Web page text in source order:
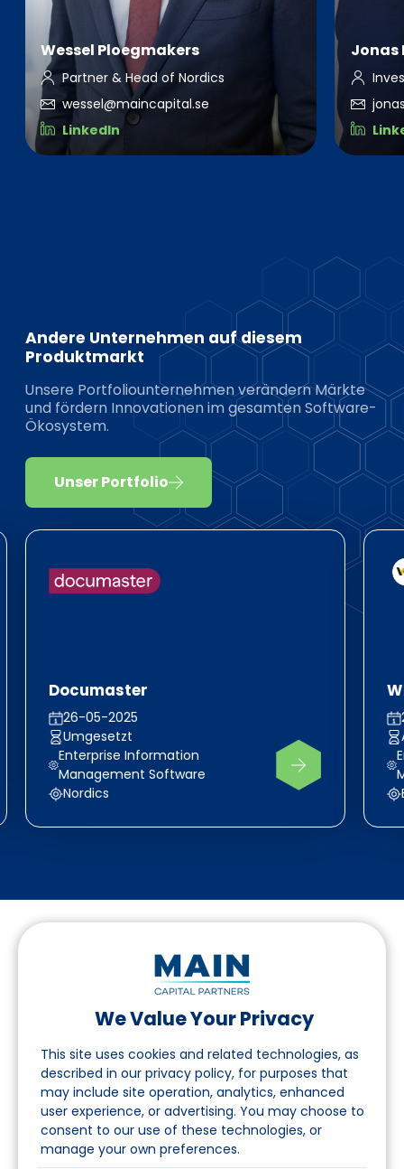
We Value Your Privacy
This site uses cookies and related technologies, as
described in our privacy policy, for purposes that
may include site operation, analytics, enhanced
user experience, or advertising. You may choose to
consent to our use of these technologies, or
manage your own preferences.
Wessel Ploegmakers
Partner & Head of Nordics
wessel@maincapital.se
LinkedIn
Jonas
Andere Unternehmen auf diesem
Produktmarkt
Unsere Portfoliounternehmen verändern Märkte
und fördern Innovationen im gesamten Software-
Ökosystem.
Unser Portfolio
Documaster
26-05-2025
Umgesetzt
Enterprise Information
Management Software
Nordics
Folgen Sie uns auf LinkedIn
Seite
Über uns